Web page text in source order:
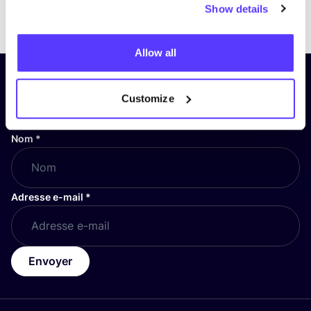
Show details
Allow all
Customize
PreviousNext
Inscrivez-vous à notre lettre
d’information et restez informé !
Nom *
Adresse e-mail *
Envoyer